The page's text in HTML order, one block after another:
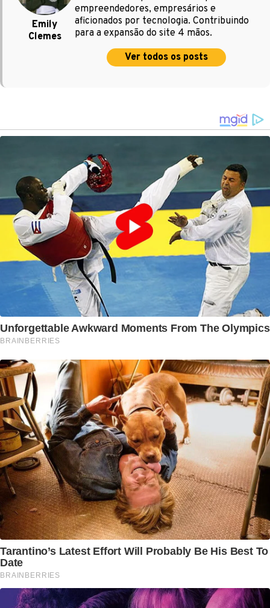
Emily
Clemes
empreendedores, empresários e
aficionados por tecnologia. Contribuindo
para a expansão do site 4 mãos.
Ver todos os posts